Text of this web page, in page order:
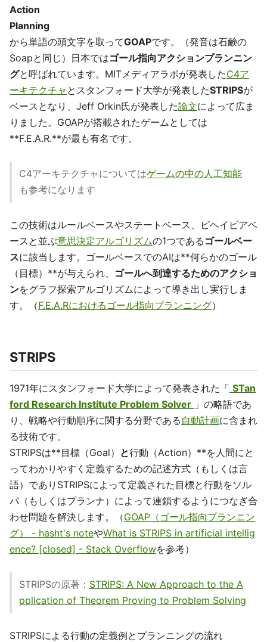
Action
Planning
から単語の頭文字を取ってGOAPです。（発音は石鹸の
Soapと同じ）日本ではゴール指向アクションプランニン
グと呼ばれています。MITメディアラボが発表したC4ア
ーキテクチャ とスタンフォード大学が発表したSTRIPSが
ベースとなり、Jeff Orkin氏が発表した論文によって広ま
りました。GOAPが搭載されたゲームとしては
**F.E.A.R.**が最も有名です。
C4アーキテクチャについてはゲームの中の人工知能
も参考になります
この技術はルールベースやステートベース、ビヘイビアベ
ースと並ぶ意思決定アルゴリズムの1つである ゴールベー
スに該当します。ゴールベースでのAIは**何らかのゴール
（目標）**が与えられ、 ゴールへ到達するためのアクショ
ンをグラフ探索アルゴリズムによって導き出し実行しま
す。（F.E.A.Rにおけるゴール指向プランニング）
STRIPS
1971年にスタンフォード大学によって発表された「 STan
ford Research Institute Problem Solver 」の略語であ
り、戦略や行動順序に関する分野である 自動計画に含まれ
る技術です。
STRIPSは**目標（Goal） と行動（Action）**を人間にと
ってわかりやすく定義するための記述方式（もしくは言
語）でありSTRIPSによって定義された目標と行動をソル
バ（もしくはプランナ）によって連鎖するようにつなぎ合
わせ問題を解決します。（GOAP（ゴール指向プランニン
グ） - hasht's noteやWhat is STRIPS in artificial intellig
ence? [closed] - Stack Overflowを参考）
STRIPSの原著： STRIPS: A New Approach to the A
pplication of Theorem Proving to Problem Solving
STRIPSによる行動の定義例とプランニングの流れ